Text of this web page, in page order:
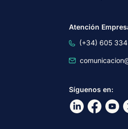
Atención
(+34) 605
Síguenos en:
Ir a nuestro
Ir a Ir a